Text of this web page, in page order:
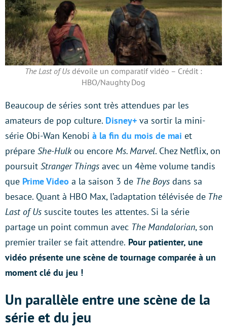
The Last of Us dévoile un comparatif vidéo – Crédit :
HBO/Naughty Dog
Beaucoup de séries sont très attendues par les
amateurs de pop culture. Disney+ va sortir la mini-
série Obi-Wan Kenobi à la fin du mois de mai et
prépare She-Hulkou encore Ms. Marvel. Chez Netflix, on
poursuit Stranger Things avec un 4ème volume tandis
que Prime Video a la saison 3 de The Boys dans sa
besace. Quant à HBO Max, l’adaptation télévisée de The
Last of Us suscite toutes les attentes. Si la série
partage un point commun avec The Mandalorian, son
premier trailer se fait attendre. Pour patienter, une
vidéo présente une scène de tournage comparée à un
moment clé du jeu !
Un parallèle entre une scène de la
série et du jeu